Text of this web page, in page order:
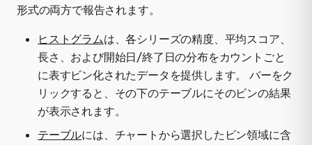
形式の両方で報告されます。
ヒストグラムは、各シリーズの精度、平均スコア、
長さ、および開始日/終了日の分布をカウントごと
に表すビン化されたデータを提供します。 バーをク
リックすると、その下のテーブルにそのビンの結果
が表示されます。
テーブルには、チャートから選択したビン領域に含